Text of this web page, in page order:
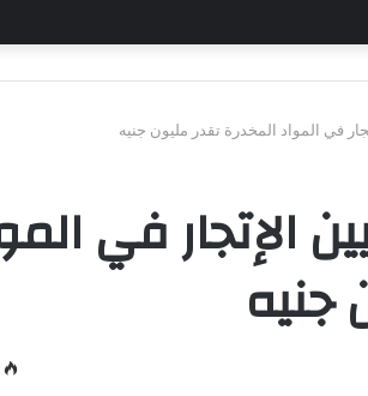
في المواد المخدرة تقدر مليون جنيه
الإتجار في
جنيه